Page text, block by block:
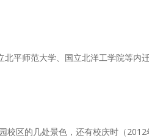
平师范大学、国立北洋工学院等内
区的几处景色，还有校庆时（2012